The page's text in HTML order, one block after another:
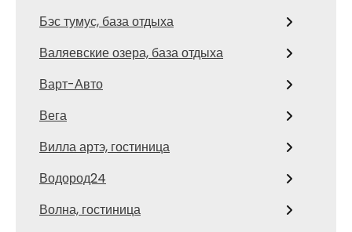
Бэс тумус, база отдыха
Валяевские озера, база отдыха
Варт-Авто
Вега
Вилла артэ, гостиница
Водород24
Волна, гостиница